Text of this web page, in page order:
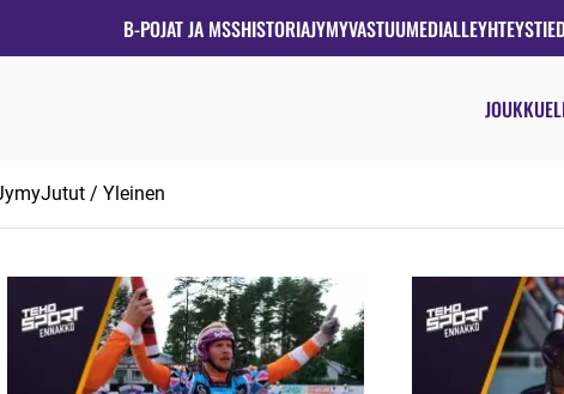
B-POJAT JA MSSHISTORIAJYMYVASTUUMEDIALLE
JOUKKUE
/ Yleinen